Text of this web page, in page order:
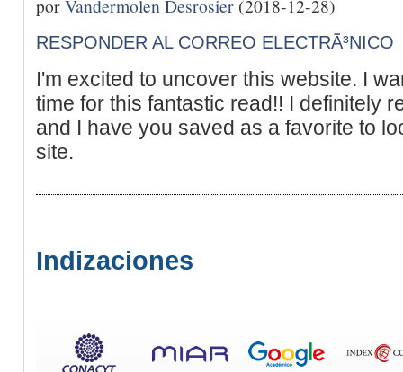
porVandermolen Desrosier (2018-12-28)
RESPONDER AL CORREO ELECTRÃ³NICO
I'm excited to uncover this website. I
time for this fantastic read!! I definitely
and I have you saved as a favorite to
site.
Indizaciones